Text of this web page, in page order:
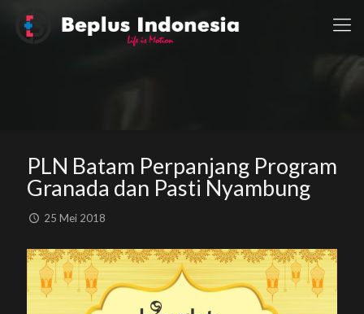
PLN Batam Perpanjang Program
Granada dan Pasti Nyambung
25 Mei 2018